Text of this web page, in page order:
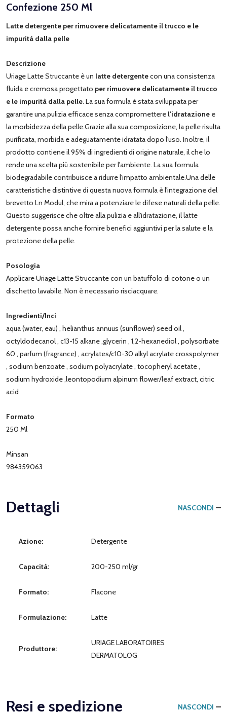
Confezione 250 Ml
Latte detergente per rimuovere delicatamente il trucco e le
impurità dalla pelle
Descrizione
Uriage Latte Struccante è un latte detergentecon una consistenza
fluida e cremosa progettato per rimuovere delicatamente il trucco
e le impurità dalla pelle. La sua formula è stata sviluppata per
garantire una pulizia efficace senza compromettere l'idratazione e
la morbidezza della pelle.Grazie alla sua composizione, la pelle risulta
purificata, morbida e adeguatamente idratata dopo l'uso. Inoltre, il
prodotto contiene il 95% di ingredienti di origine naturale, il che lo
rende una scelta più sostenibile per l'ambiente. La sua formula
biodegradabile contribuisce a ridurre l'impatto ambientale.Una delle
caratteristiche distintive di questa nuova formula è l'integrazione del
brevetto Ln Modul, che mira a potenziare le difese naturali della pelle.
Questo suggerisce che oltre alla pulizia e all'idratazione, il latte
detergente possa anche fornire benefici aggiuntivi per la salute e la
protezione della pelle.
Posologia
Applicare Uriage Latte Struccante con un batuffolo di cotone o un
dischetto lavabile. Non è necessario risciacquare.
Ingredienti/Inci
aqua (water, eau) , helianthus annuus (sunflower) seed oil ,
octyldodecanol , c13-15 alkane ,glycerin , 1,2-hexanediol , polysorbate
60 , parfum (fragrance) , acrylates/c10-30 alkyl acrylate crosspolymer
, sodium benzoate , sodium polyacrylate , tocopheryl acetate ,
sodium hydroxide ,leontopodium alpinum flower/leaf extract, citric
acid
Formato
250 Ml
Minsan
984359063
Dettagli NASCONDI
Azione: Detergente
Capacità: 200-250 ml/gr
Formato: Flacone
Formulazione: Latte
Produttore:
URIAGE LABORATOIRES
DERMATOLOG
Resi e spedizione NASCONDI